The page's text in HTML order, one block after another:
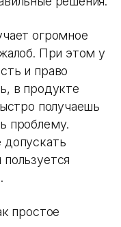
огромное
При этом у
и право
в продукте
получаешь
проблему.
допускать
простое